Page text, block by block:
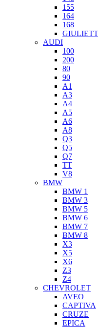
155
164
168
AUDI
100
200
80
90
A1
A3
A4
A5
A6
A8
Q3
Q5
Q7
TT
V8
BMW
BMW 1
BMW 3
BMW 5
BMW 6
BMW 7
BMW 8
X3
X5
X6
Z3
Z4
CHEVROLET
AVEO
CAPTIVA
CRUZE
EPICA